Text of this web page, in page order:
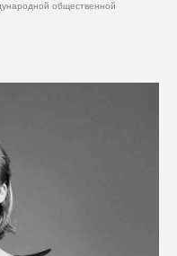
общественной